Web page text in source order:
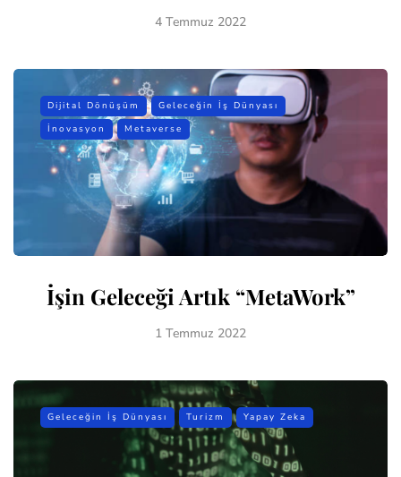
4 Temmuz 2022
Dijital Dönüşüm
Geleceğin İş Dünyası
İnovasyon
Metaverse
İşin Geleceği Artık “MetaWork”
1 Temmuz 2022
Geleceğin İş Dünyası Turizm Yapay Zeka